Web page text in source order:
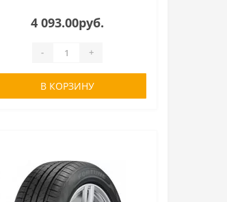
4 093.00руб.
- +
В КОРЗИНУ